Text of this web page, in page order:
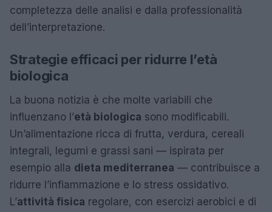
completezza delle analisi e dalla professionalità
dell’interpretazione.
Strategie efficaci per ridurre l’età
biologica
La buona notizia è che molte variabili che
influenzano l’età biologica sono modificabili.
Un’alimentazione ricca di frutta, verdura, cereali
integrali, legumi e grassi sani — ispirata per
esempio alla dieta mediterranea — contribuisce a
ridurre l’infiammazione e lo stress ossidativo.
L’attività fisica regolare, con esercizi aerobici e di